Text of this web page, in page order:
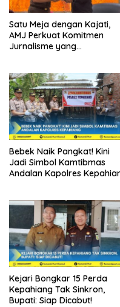
Satu Meja dengan Kajati,
AMJ Perkuat Komitmen
Jurnalisme yang
Bebek Naik Pangkat! Kini
Jadi Simbol Kamtibmas
Andalan Kapolres
Kejari Bongkar 15 Perda
Kepahiang Tak Sinkron,
Bupati: Siap Dicabut!